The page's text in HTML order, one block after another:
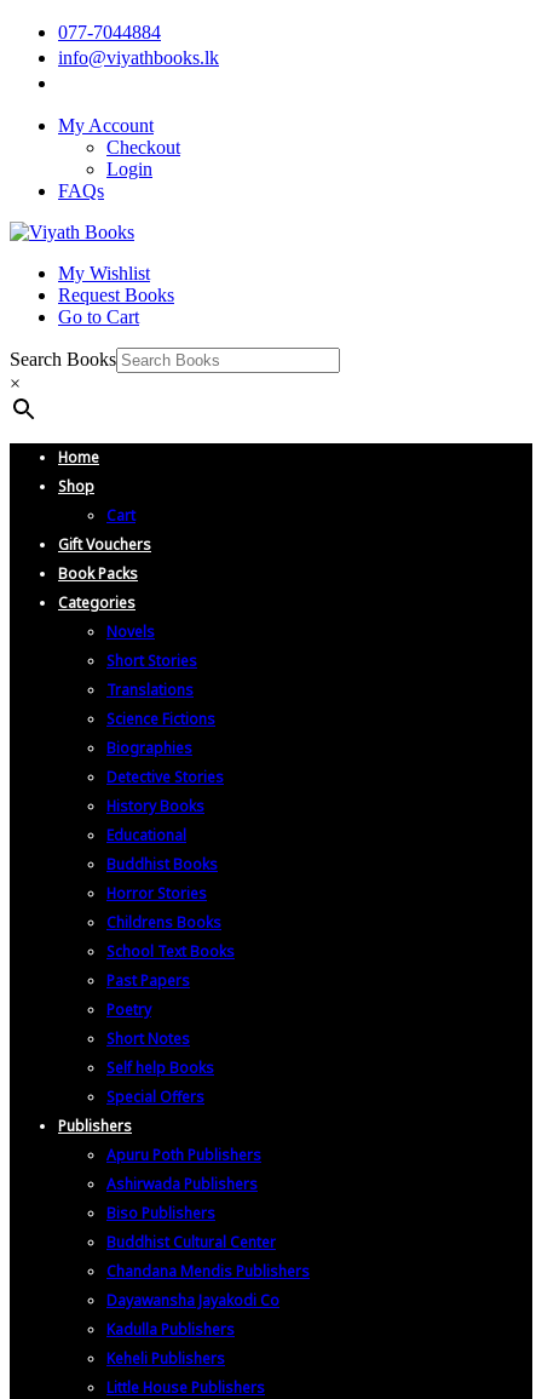
077-7044884
info@viyathbooks.lk
My Account
Checkout
Login
FAQs
My Wishlist
Request Books
Go to Cart
Search Books
×
Home
Shop
Cart
Gift Vouchers
Book Packs
Categories
Novels
Short Stories
Translations
Science Fictions
Biographies
Detective Stories
History Books
Educational
Buddhist Books
Horror Stories
Childrens Books
School Text Books
Past Papers
Poetry
Short Notes
Self help Books
Special Offers
Publishers
Apuru Poth Publishers
Ashirwada Publishers
Biso Publishers
Buddhist Cultural Center
Chandana Mendis Publishers
Dayawansha Jayakodi Co
Kadulla Publishers
Keheli Publishers
Little House Publishers